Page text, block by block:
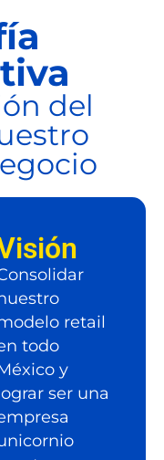
del
retail
todo
y
ser una